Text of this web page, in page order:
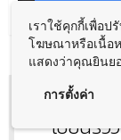
เราใช้คุกกี้เพื่อป
โฆษณาหรือเนื้อห
แสดงว่าคุณยินย
การตั้งค่า
หัวข้อเขียนรีวิ